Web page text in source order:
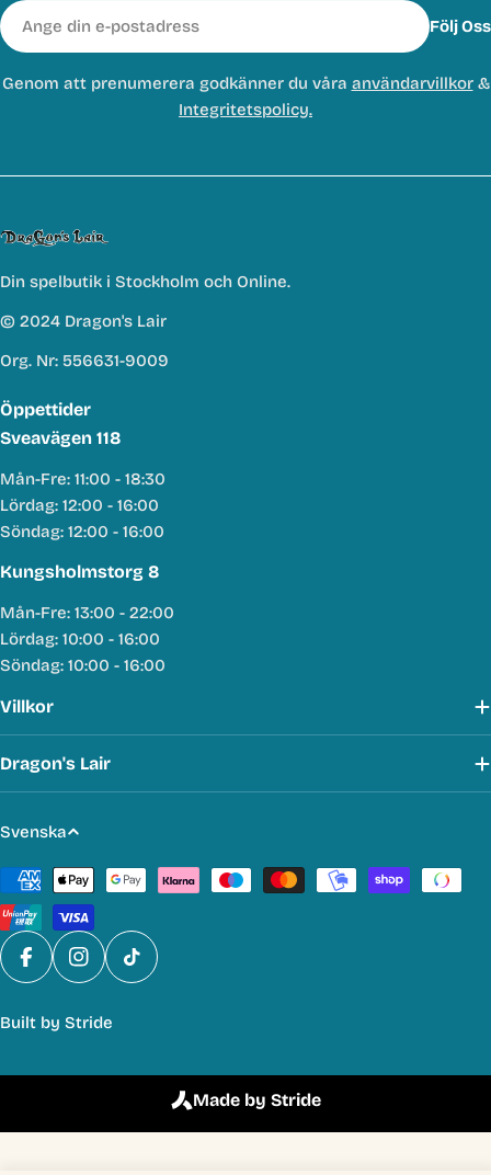
E-
post
Följ Oss
Genom att prenumerera godkänner du våra användarvillkor&
Integritetspolicy.
Din spelbutik i Stockholm och Online.
© 2024 Dragon's Lair
Org. Nr: 556631-9009
Öppettider
Sveavägen 118
Mån-Fre: 11:00 - 18:30
Lördag: 12:00 - 16:00
Söndag: 12:00 - 16:00
Kungsholmstorg 8
Mån-Fre: 13:00 - 22:00
Lördag: 10:00 - 16:00
Söndag: 10:00 - 16:00
Villkor
Dragon's Lair
S
p
r
å
k
Svenska
Betalmetoder
FacebookInstagram
TikTok
Built by Stride
Made by Stride